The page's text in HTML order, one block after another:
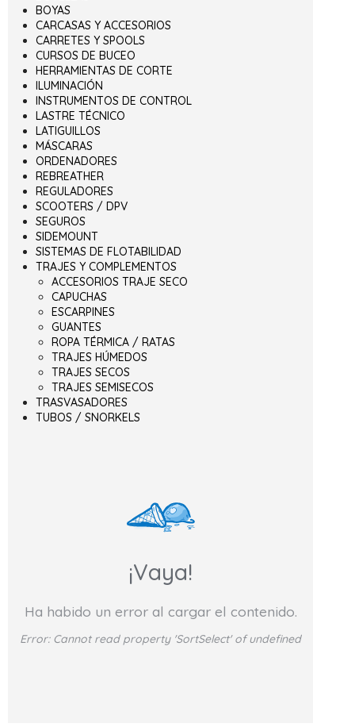
BOYAS
CARCASAS Y ACCESORIOS
CARRETES Y SPOOLS
CURSOS DE BUCEO
HERRAMIENTAS DE CORTE
ILUMINACIÓN
INSTRUMENTOS DE CONTROL
LASTRE TÉCNICO
LATIGUILLOS
MÁSCARAS
ORDENADORES
REBREATHER
REGULADORES
SCOOTERS / DPV
SEGUROS
SIDEMOUNT
SISTEMAS DE FLOTABILIDAD
TRAJES Y COMPLEMENTOS
ACCESORIOS TRAJE SECO
CAPUCHAS
ESCARPINES
GUANTES
ROPA TÉRMICA / RATAS
TRAJES HÚMEDOS
TRAJES SECOS
TRAJES SEMISECOS
TRASVASADORES
TUBOS / SNORKELS
¡Vaya!
Ha habido un error al cargar el contenido.
Error: Cannot read property 'SortSelect' of undefined